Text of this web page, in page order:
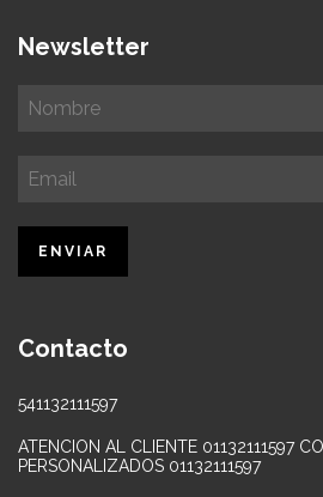
Newsletter
Contacto
541132111597
ATENCION AL CLIENTE 01132111597
PERSONALIZADOS 01132111597